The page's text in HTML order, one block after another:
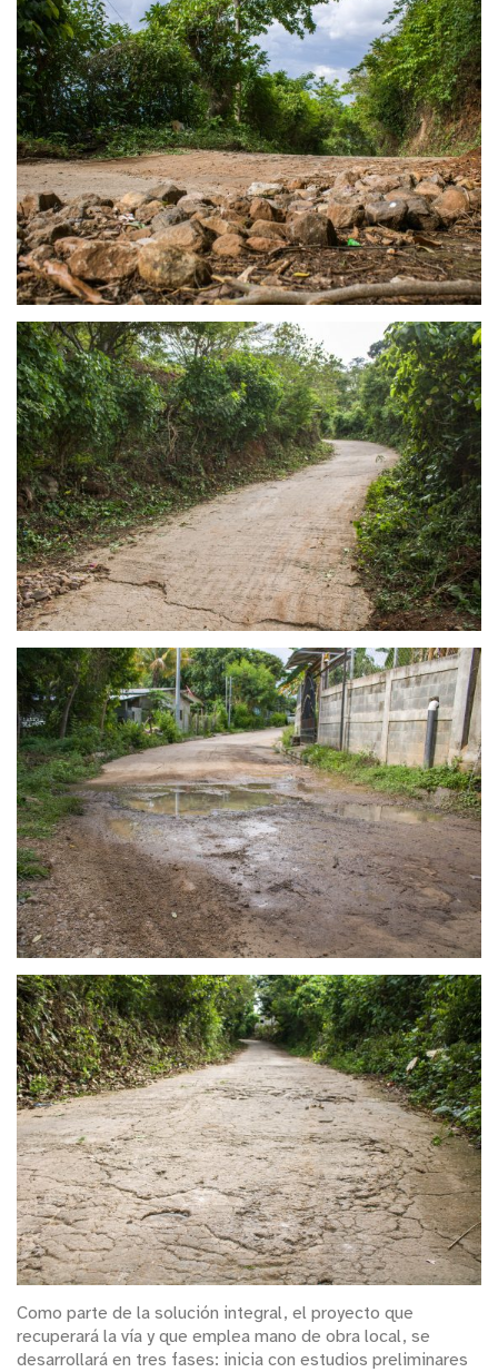
Como parte de la solución integral, el proyecto que
recuperará la vía y que emplea mano de obra local, se
desarrollará en tres fases: inicia con estudios preliminares